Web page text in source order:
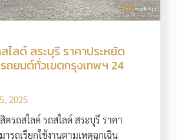
ไลด์ สระบุรี ราคาประหยัด
ถยนต์ทั่วเขตกรุงเทพฯ 24
2025
ตรถสไลด์ รถสไลด์ สระบุรี ราคา
รถเรียกใช้งานตามเหตุฉุกเฉิน